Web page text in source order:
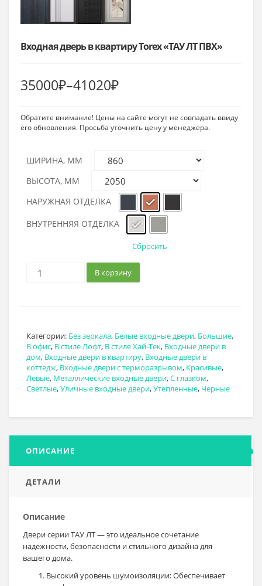
Входная дверь в квартиру Torex «ТАУ ЛТ ПВХ»
35000₽–41020₽Диапазон
35000₽
41020₽
Обратите внимание! Цены на сайте могут не совпадать ввиду
его обновления. Просьба уточнить цену у менеджера.
ШИРИНА, ММ
ВЫСОТА, ММ
НАРУЖНАЯ ОТДЕЛКА
ВНУТРЕННЯЯ ОТДЕЛКА
Сбросить
В корзину
Категории: Без зеркала, Белые входные двери, Большие,
В офис, В стиле Лофт, В стиле Хай-Тек, Входные двери в
дом, Входные двери в квартиру, Входные двери в
коттедж, Входные двери с терморазрывом, Красивые,
Левые, Металлические входные двери,С глазком,
Светлые,Уличные входные двери,Утепленные, Черные
ОПИСАНИЕ
ДЕТАЛИ
Описание
Двери серии ТАУ ЛТ — это идеальное сочетание
надежности, безопасности и стильного дизайна для
вашего дома.
Высокий уровень шумоизоляции: Обеспечивает